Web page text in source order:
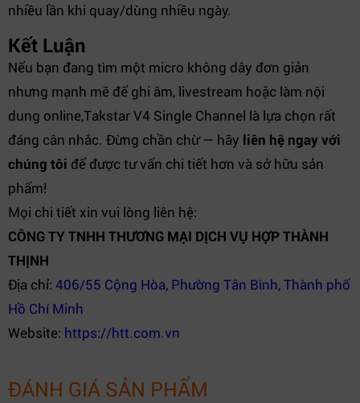
nhiều lần khi quay/dùng nhiều ngày.
Kết Luận
Nếu bạn đang tìm một micro không dây đơn giản
nhưng mạnh mẽ để ghi âm, livestream hoặc làm nội
dung online,Takstar V4 Single Channel là lựa chọn rất
đáng cân nhắc. Đừng chần chừ — hãy liên hệ ngay với
chúng tôi để được tư vấn chi tiết hơn và sở hữu sản
phẩm!
Mọi chi tiết xin vui lòng liên hệ:
CÔNG TY TNHH THƯƠNG MẠI DỊCH VỤ HỢP THÀNH
THỊNH
Địa chỉ: 406/55 Cộng Hòa, Phường Tân Bình, Thành phố
Hồ Chí Minh
Website: https://htt.com.vn
ĐÁNH GIÁ SẢN PHẨM